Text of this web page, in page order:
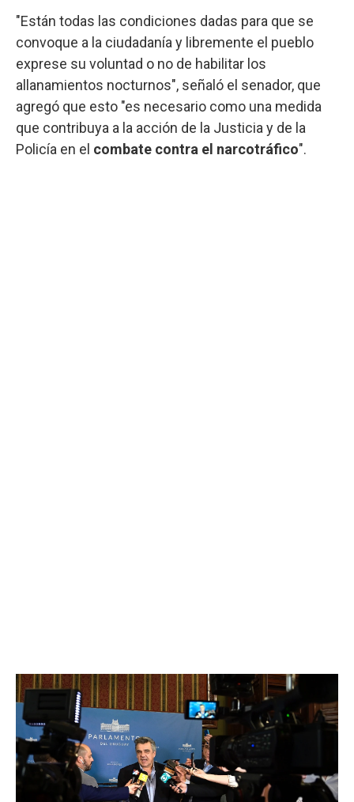
"Están todas las condiciones dadas para que se
convoque a la ciudadanía y libremente el pueblo
exprese su voluntad o no de habilitar los
allanamientos nocturnos", señaló el senador, que
agregó que esto "es necesario como una medida
que contribuya a la acción de la Justicia y de la
Policía en el combate contra el narcotráfico".